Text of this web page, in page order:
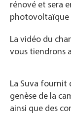
rénové et sera
photovoltaïque
La vidéo du
vous tiendrons
La Suva fournit
genèse de la
ainsi que des